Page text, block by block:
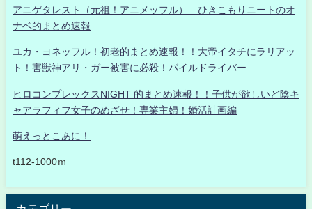
アニゲタレスト（元祖！アニメッフル） ひきこもりニートのオ
ナベ的まとめ速報
ユカ・ヨネッフル！初老的まとめ速報！！大帝イタチにラリアッ
ト！害獣神アリ・ガー被害に必殺！パイルドライバー
ヒロコンプレックスNIGHT 的まとめ速報！！子供が欲しいど陰キ
ャアラフィフ女子のめざせ！専業主婦！婚活計画編
萌えっとこあに！
t112-1000ｍ